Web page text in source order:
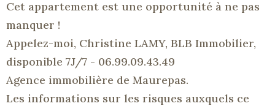
Cet appartement est une opportunité à ne pas
manquer !
Appelez-moi, Christine LAMY, BLB Immobilier,
disponible 7J/7 - 06.99.09.43.49
Agence immobilière de Maurepas.
Les informations sur les risques auxquels ce